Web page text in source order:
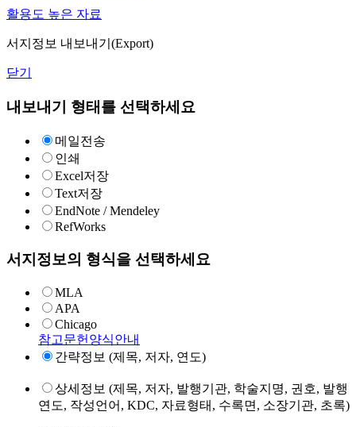
활용도 높은 자료
서지정보 내보내기(Export)
닫기
내보내기 형태를 선택하세요
메일전송
인쇄
Excel저장
Text저장
EndNote / Mendeley
RefWorks
서지정보의 형식을 선택하세요
MLA
APA
Chicago
참고문헌양식안내
간략정보 (제목, 저자, 연도)
상세정보 (제목, 저자, 발행기관, 학술지명, 권호, 발행
연도, 작성언어, KDC, 자료형태, 수록면, 소장기관, 초록)